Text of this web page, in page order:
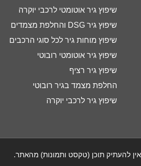
שיפוץ גיר אוטומטי לרכבי יוקרה
שיפוץ גיר DSG והחלפת מצמדים
שיפוץ מוחות גיר לכל סוגי הרכבים
שיפוץ גיר אוטומטי רובוטי
שיפוץ גיר רציף
החלפת מצמד בגיר רובוטי
שיפוץ גיר לרכבי יוקרה
אין להעתיק תוכן (טקסט ותמונות) מהאתר.